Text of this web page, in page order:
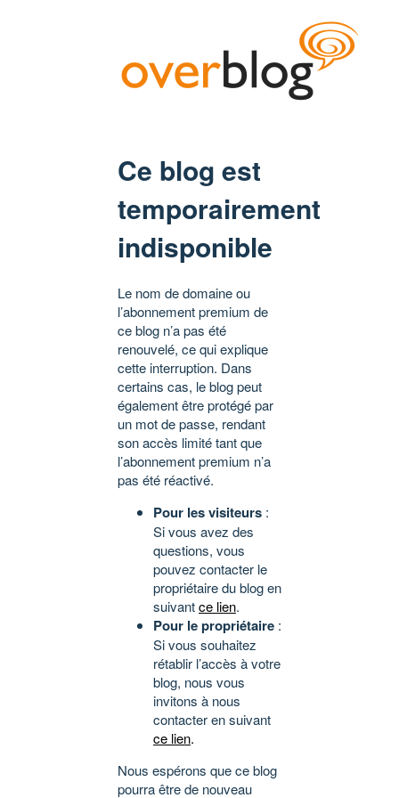
Ce blog est
temporairement
indisponible
Le nom de domaine ou
l’abonnement premium de
ce blog n’a pas été
renouvelé, ce qui explique
cette interruption. Dans
certains cas, le blog peut
également être protégé par
un mot de passe, rendant
son accès limité tant que
l’abonnement premium n’a
pas été réactivé.
Pour les visiteurs :
Si vous avez des
questions, vous
pouvez contacter le
propriétaire du blog en
suivantce lien.
Pour le propriétaire :
Si vous souhaitez
rétablir l’accès à votre
blog, nous vous
invitons à nous
contacter en suivant
ce lien.
Nous espérons que ce blog
pourra être de nouveau